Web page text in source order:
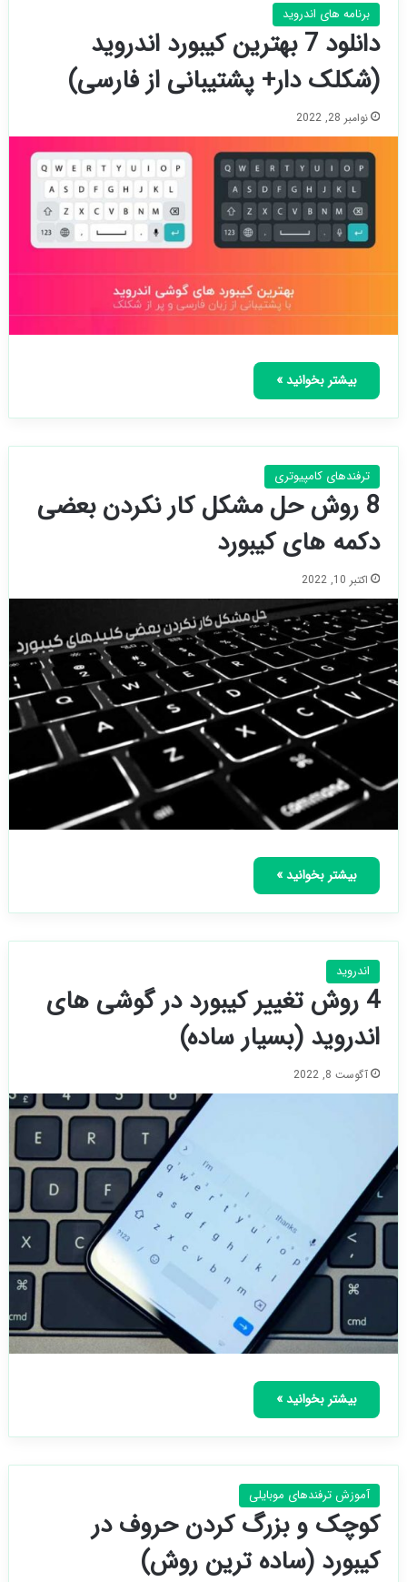
برنامه های اندروید
دانلود 7 بهترین کیبورد اندروید
(شکلک دار+ پشتیبانی از فارسی)
نوامبر 28, 2022
بیشتر بخوانید »
ترفندهای کامپیوتری
8 روش حل مشکل کار نکردن بعضی
دکمه های کیبورد
اکتبر 10, 2022
بیشتر بخوانید »
اندروید
4 روش تغییر کیبورد در گوشی های
اندروید (بسیار ساده)
آگوست 8, 2022
بیشتر بخوانید »
آموزش ترفندهای موبایلی
کوچک و بزرگ کردن حروف در
کیبورد (ساده ترین روش)